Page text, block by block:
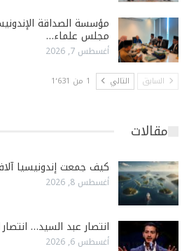
مؤسسة الصداقة
مجلس علماء…
أغسطس 7, 2026
السابق التالي 1 من 1٬631
مقالات
كيف جمعت إندونيسيا
أغسطس 8, 2026
انتصار عبد السيد… انتصار
أغسطس 6, 2026